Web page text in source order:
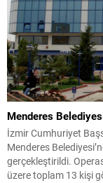
Menderes
İzmir Cumhuriyet
Menderes
gerçekleştirildi.
üzere toplam 13 kişi